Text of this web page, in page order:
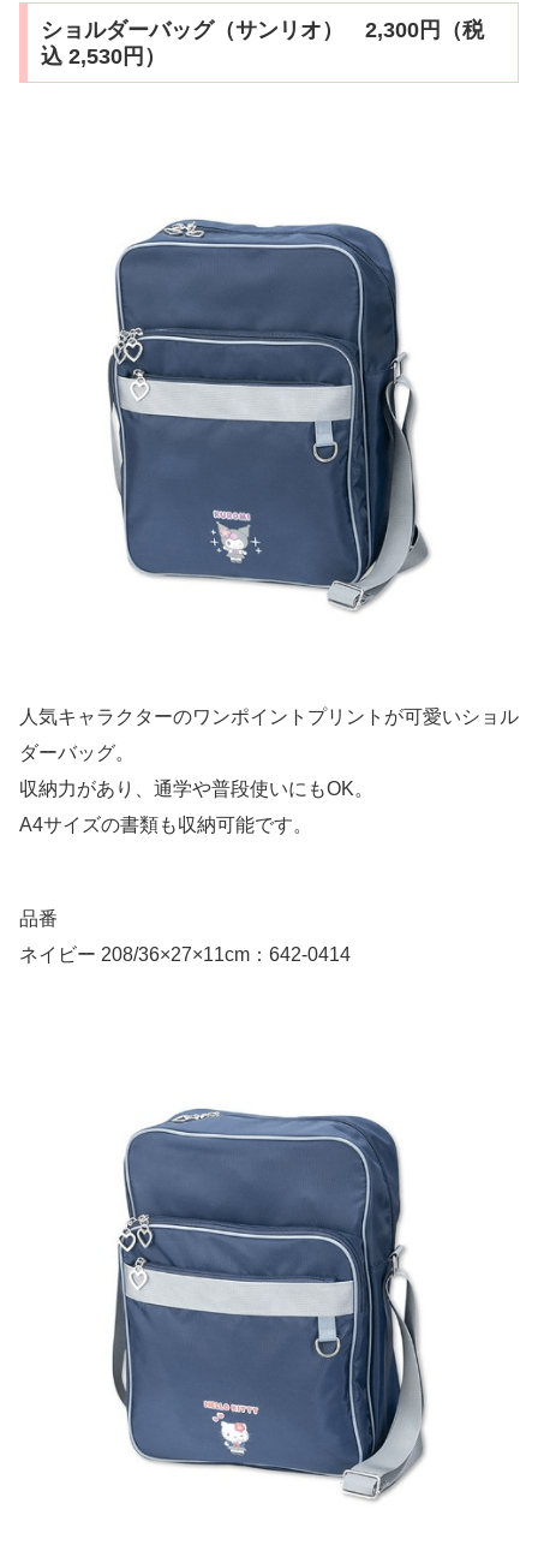
ショルダーバッグ（サンリオ） 2,300円（税
込 2,530円）
人気キャラクターのワンポイントプリントが可愛いショル
ダーバッグ。
収納力があり、通学や普段使いにもOK。
A4サイズの書類も収納可能です。
品番
ネイビー 208/36×27×11cm：642-0414